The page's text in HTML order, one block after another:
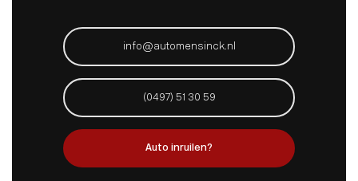
info@automensinck.nl
(0497) 51 30 59
Auto inruilen?